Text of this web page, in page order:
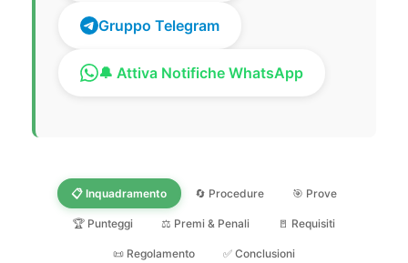
Gruppo Telegram
🔔 Attiva Notifiche WhatsApp
📋 Inquadramento 🔄 Procedure 🎯 Prove
🏆 Punteggi ⚖️ Premi & Penali 🚪 Requisiti
📜 Regolamento ✅ Conclusioni